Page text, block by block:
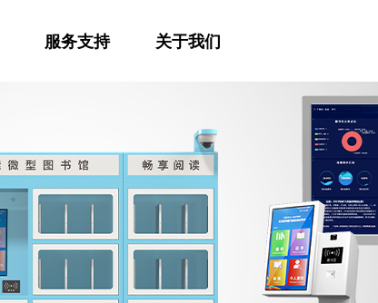
服务支持 关于我们